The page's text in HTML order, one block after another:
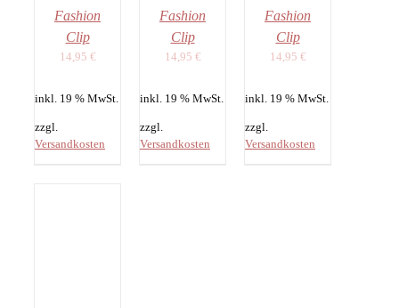
Fashion
Clip
14,95 €
inkl. 19 % MwSt.
zzgl.
Versandkosten
Fashion
Clip
14,95 €
inkl. 19 % MwSt.
zzgl.
Versandkosten
Fashion
Clip
14,95 €
inkl. 19 % MwSt.
zzgl.
Versandkosten